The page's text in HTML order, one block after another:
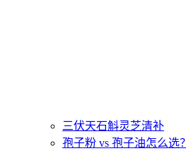
三伏天石斛灵芝清补
孢子粉 vs 孢子油怎么选？